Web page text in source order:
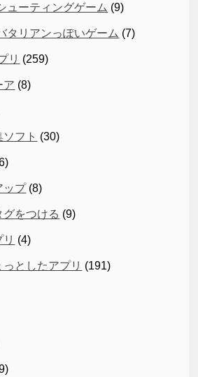
ューティングゲーム (9)
タリアンっぽいゲーム (7)
リ (259)
ア (8)
フト (30)
ップ(8)
をつける (9)
(4)
としたアプリ (191)